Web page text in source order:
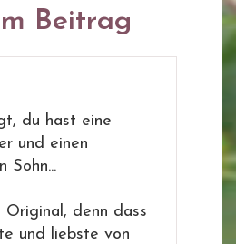
Beitrag
du hast eine
und einen
Sohn...
Original, denn dass
und liebste von